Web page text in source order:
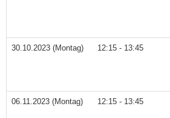
30.10.2023 (Montag) 12:15 - 13:45
06.11.2023 (Montag) 12:15 - 13:45